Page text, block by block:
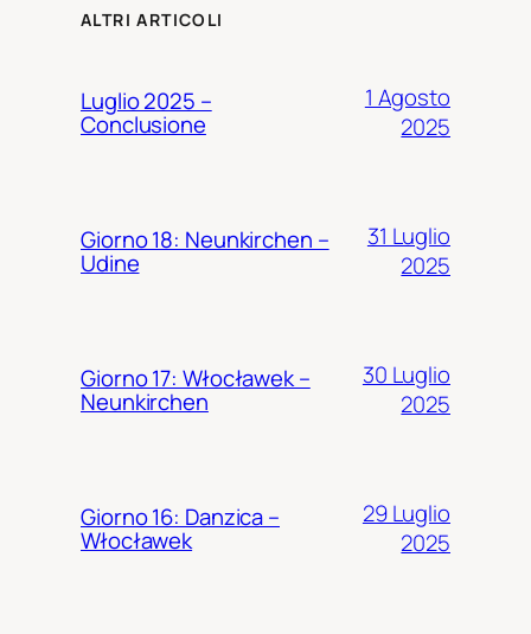
ALTRI ARTICOLI
Luglio 2025 –
Conclusione
1 Agosto
2025
Giorno 18: Neunkirchen –
Udine
31 Luglio
2025
Giorno 17: Włocławek –
Neunkirchen
30 Luglio
2025
Giorno 16: Danzica –
Włocławek
29 Luglio
2025